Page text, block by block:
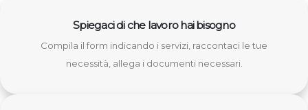
Spiegaci di che lavoro hai bisogno
Compila il form indicando i servizi, raccontaci le tue
necessità, allega i documenti necessari.